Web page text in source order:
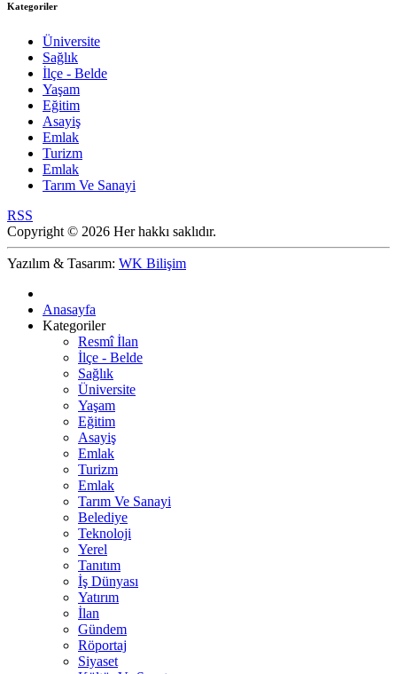
Kategoriler
Üniversite
Sağlık
İlçe - Belde
Yaşam
Eğitim
Asayiş
Emlak
Turizm
Emlak
Tarım Ve Sanayi
RSS
Copyright © 2026 Her hakkı saklıdır.
Yazılım & Tasarım: WK Bilişim
Anasayfa
Kategoriler
Resmî İlan
İlçe - Belde
Sağlık
Üniversite
Yaşam
Eğitim
Asayiş
Emlak
Turizm
Emlak
Tarım Ve Sanayi
Belediye
Teknoloji
Yerel
Tanıtım
İş Dünyası
Yatırım
İlan
Gündem
Röportaj
Siyaset